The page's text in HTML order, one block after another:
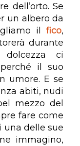
dell’orto. Se
un albero da
ilfico,
durante
dolcezza ci
il suo
umore. E se
abiti, nudi
mezzo del
fare come
una delle sue
immagino,